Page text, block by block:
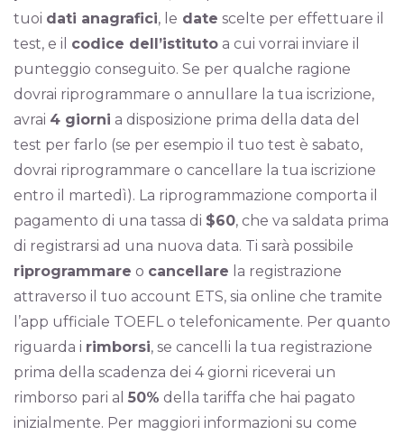
tuoi dati anagrafici, le date scelte per effettuare il
test, e il codice dell’istitutoa cui vorrai inviare il
punteggio conseguito. Se per qualche ragione
dovrai riprogrammare o annullare la tua iscrizione,
avrai 4 giorni a disposizione prima della data del
test per farlo (se per esempio il tuo test è sabato,
dovrai riprogrammare o cancellare la tua iscrizione
entro il martedì). La riprogrammazione comporta il
pagamento di una tassa di $60, che va saldata prima
di registrarsi ad una nuova data. Ti sarà possibile
riprogrammare o cancellare la registrazione
attraverso il tuo account ETS, sia online che tramite
l’app ufficiale TOEFL o telefonicamente. Per quanto
riguarda i rimborsi, se cancelli la tua registrazione
prima della scadenza dei 4 giorni riceverai un
rimborso pari al 50% della tariffa che hai pagato
inizialmente. Per maggiori informazioni su come